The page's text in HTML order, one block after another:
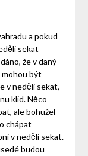
a pokud
sekat
že v daný
mohou být
v neděli sekat,
klid. Něco
ale bohužel
chápat
v neděli sekat.
budou